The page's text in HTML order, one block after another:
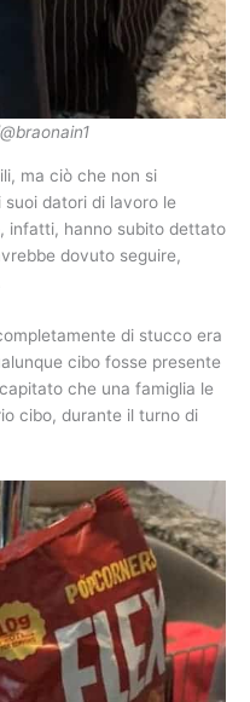
ma ciò che non si
datori di lavoro le
infatti, hanno subito dettato
dovuto seguire,
di stucco era
cibo fosse presente
che una famiglia le
cibo, durante il turno di